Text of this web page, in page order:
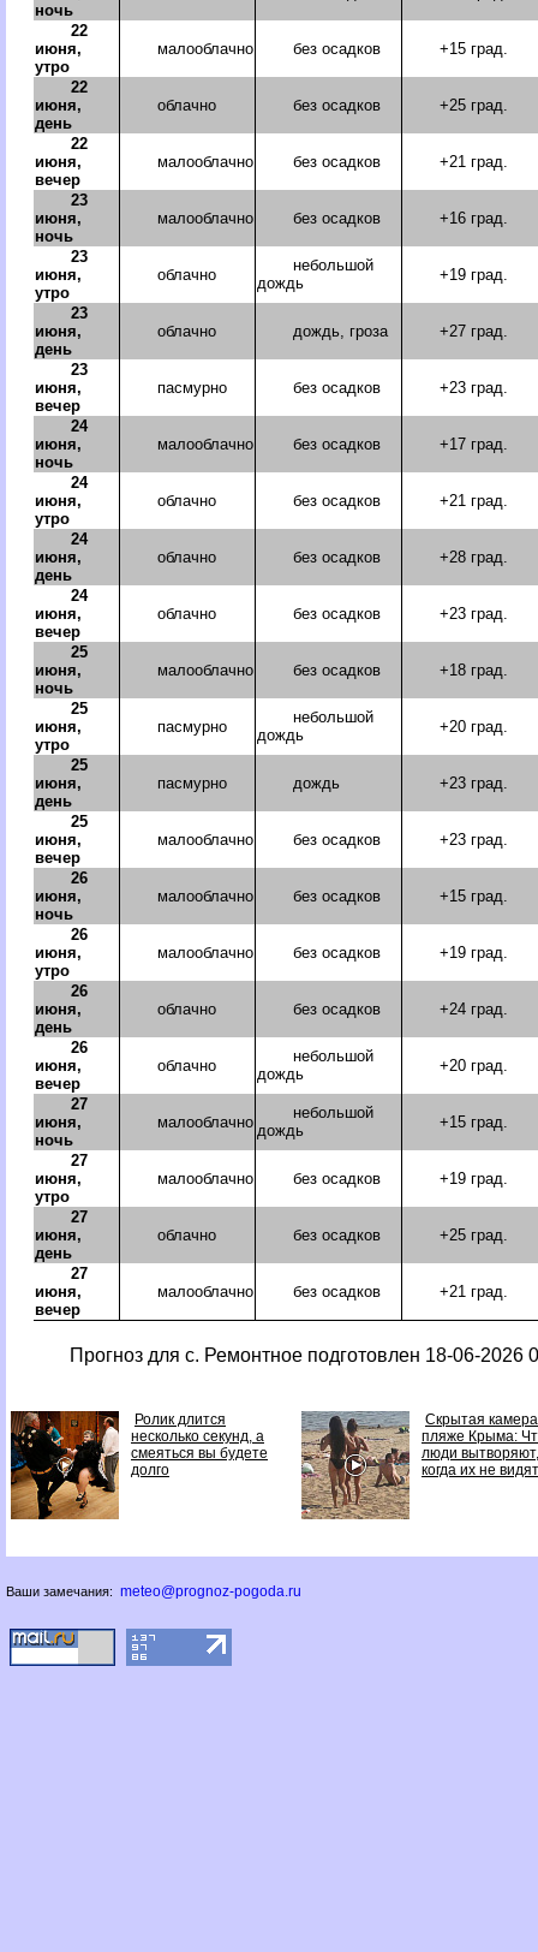
ночь
22
июня,
утро
малооблачно без осадков +15 град.
22
июня,
день
облачно без осадков +25 град.
22
июня,
вечер
малооблачно без осадков +21 град.
23
июня,
ночь
малооблачно без осадков +16 град.
23
июня,
утро
облачно
небольшой
дождь
+19 град.
23
июня,
день
облачно дождь, гроза +27 град.
23
июня,
вечер
пасмурно без осадков +23 град.
24
июня,
ночь
малооблачно без осадков +17 град.
24
июня,
утро
облачно без осадков +21 град.
24
июня,
день
облачно без осадков +28 град.
24
июня,
вечер
облачно без осадков +23 град.
25
июня,
ночь
малооблачно без осадков +18 град.
25
июня,
утро
пасмурно
небольшой
дождь
+20 град.
25
июня,
день
пасмурно дождь +23 град.
25
июня,
вечер
малооблачно без осадков +23 град.
26
июня,
ночь
малооблачно без осадков +15 град.
26
июня,
утро
малооблачно без осадков +19 град.
26
июня,
день
облачно без осадков +24 град.
26
июня,
вечер
облачно
небольшой
дождь
+20 град.
27
июня,
ночь
малооблачно
небольшой
дождь
+15 град.
27
июня,
утро
малооблачно без осадков +19 град.
27
июня,
день
облачно без осадков +25 град.
27
июня,
вечер
малооблачно без осадков +21 град.
Прогноз для с. Ремонтное подготовлен 18-06-2026
Ролик длится
несколько секунд, а
смеяться вы будете
долго
Скрытая
пляже Крыма:
люди вытворяют,
когда их не
Ваши замечания: meteo@prognoz-pogoda.ru